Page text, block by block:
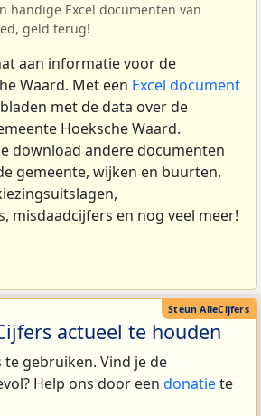
handige Excel documenten van
geld terug!
aan informatie voor de
Waard. Met een Excel document
met de data over de
Hoeksche Waard.
download andere documenten
gemeente, wijken en buurten,
misdaadcijfers en nog veel meer!
actueel te houden
te gebruiken. Vind je de
Help ons door een donatiete